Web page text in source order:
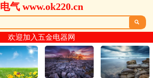
电气 www.ok220.cn

欢迎加入五金电器网